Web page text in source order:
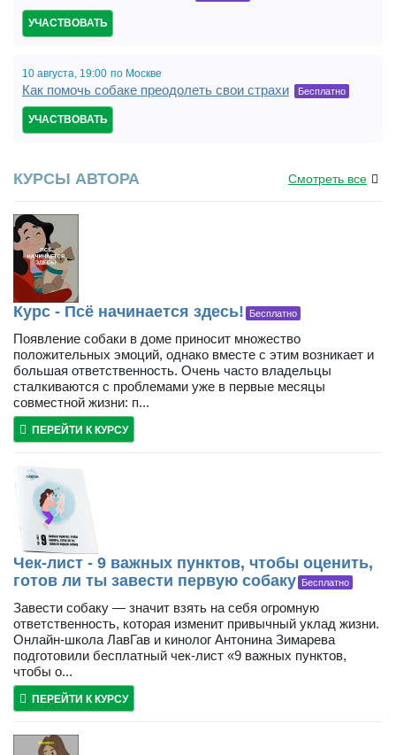
УЧАСТВОВАТЬ
10 августа, 19:00 по Москве
Как помочь собаке преодолеть свои страхи Бесплатно
УЧАСТВОВАТЬ
КУРСЫ АВТОРА Смотреть все
Курс - Псё начинается здесь! Бесплатно
Появление собаки в доме приносит множество
положительных эмоций, однако вместе с этим возникает и
большая ответственность. Очень часто владельцы
сталкиваются с проблемами уже в первые месяцы
совместной жизни: п...
ПЕРЕЙТИ К КУРСУ
Чек-лист - 9 важных пунктов, чтобы оценить,
готов ли ты завести первую собаку Бесплатно
Завести собаку — значит взять на себя огромную
ответственность, которая изменит привычный уклад жизни.
Онлайн-школа ЛавГав и кинолог Антонина Зимарева
подготовили бесплатный чек-лист «9 важных пунктов,
чтобы о...
ПЕРЕЙТИ К КУРСУ